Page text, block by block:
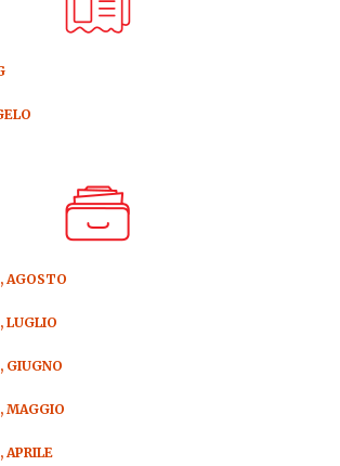
AGOSTO
LUGLIO
GIUGNO
MAGGIO
APRILE